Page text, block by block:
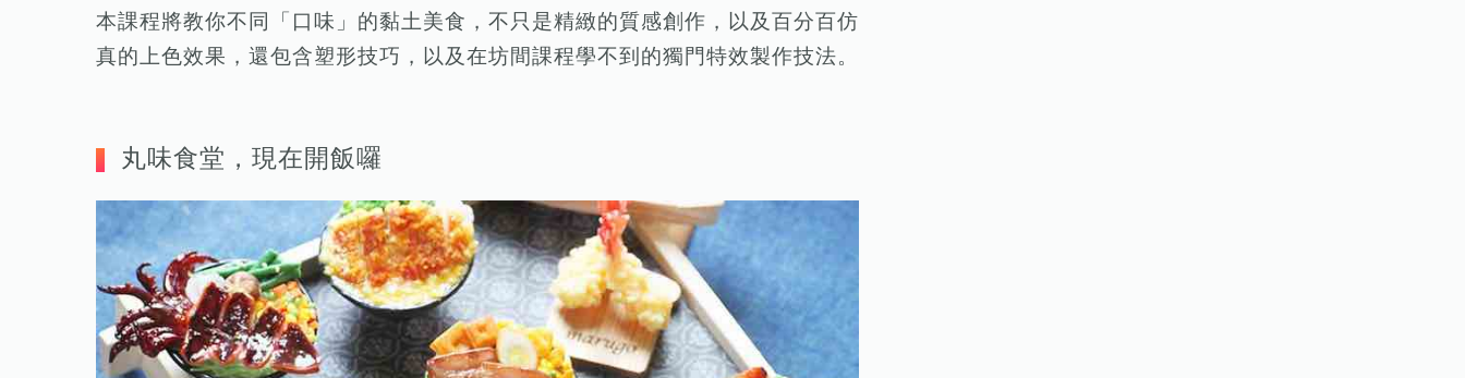
本課程將教你不同「口味」的黏土美食，不只是精緻的質感創作，以及百分百仿
真的上色效果，還包含塑形技巧，以及在坊間課程學不到的獨門特效製作技法。
丸味食堂，現在開飯囉